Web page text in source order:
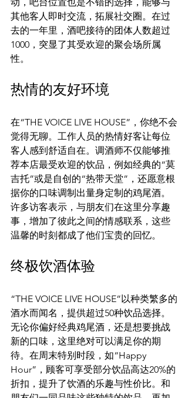
其他客人即时交流，拓展社交圈。在过
去的一年里，酒吧接待的团体人数超过
1000，突显了其受欢迎的聚会场所属
性。
热情的友好环境
在“THE VOICE LIVE HOUSE”，你绝不会
觉得无聊。工作人员的热情好客让每位
客人感到舒适自在。调酒师不仅能够推
荐本店最受欢迎的饮品，例如经典的“莫
吉托”或是自创的“热带天堂”，还愿意根
据你的口味调制出量身定制的鸡尾酒。
许多访客表示，与朋友们在这里分享趣
事，增加了彼此之间的情感联系，这些
温馨的时刻都成了他们宝贵的回忆。
终极饮酒体验
“THE VOICE LIVE HOUSE”以种类繁多的
酒水而闻名，提供超过50种饮品选择。
无论你偏好经典鸡尾酒，还是想要挑战
新的口味，这里绝对可以满足你的期
待。在周末特别时段，如“Happy
Hour”，顾客可享受部分饮品高达20%的
折扣，提升了饮酒的乐趣与性价比。和